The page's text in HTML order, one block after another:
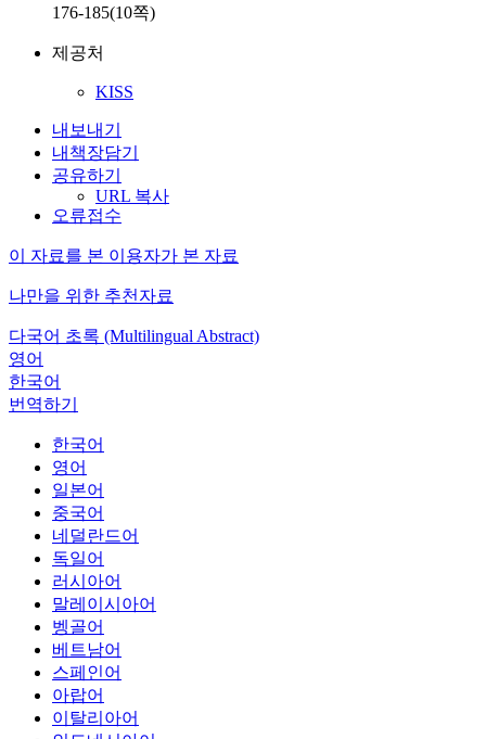
176-185(10쪽)
제공처
KISS
내보내기
내책장담기
공유하기
URL 복사
오류접수
이 자료를 본 이용자가 본 자료
나만을 위한 추천자료
다국어 초록 (Multilingual Abstract)
영어
한국어
번역하기
한국어
영어
일본어
중국어
네덜란드어
독일어
러시아어
말레이시아어
벵골어
베트남어
스페인어
아랍어
이탈리아어